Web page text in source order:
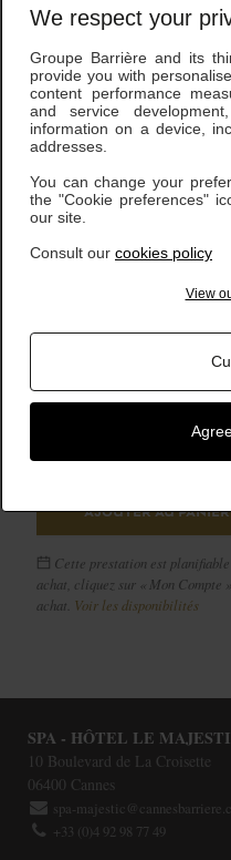
We respect your
Groupe Barrière and its
provide you with
content performance
and service
information on a device,
addresses.
You can change your
the "Cookie preferences"
our site.
Consult our cookies policy
View
Soin
Minutes
peau. Grâce à l’action des
à la combinaison de nacres
Thanks to the action of
a combination of light-
AJOUTER AU
Cette prestation est
achat, cliquez sur « Mon Compte
achat. Voir les disponibilités
SPA - HÔTEL LE
10 Boulevard de La Croisette
06400 Cannes
spa-
+33 (0)4 92 98 77 49